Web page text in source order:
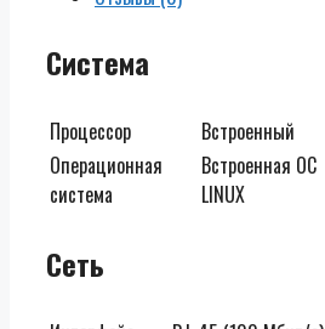
Система
Процессор
Встроенный
Операционная
система
Встроенная ОС
LINUX
Сеть